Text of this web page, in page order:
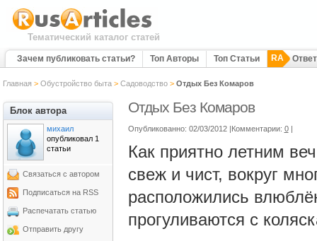
Тематический каталог статей
Зачем публиковать статьи? Топ Авторы Топ Статьи RA
Главная > Обустройство быта> Садоводство> Отдых Без Комаров
Отдых Без Комаров
Опубликованно: 02/03/2012 |Комментарии: 0 |
Как приятно летним
свеж и чист, вокруг
расположились
прогуливаются с
Блок автора
михаил
опубликовал 1
статьи
Связаться с автором
Подписаться на RSS
Распечатать статью
Отправить другу